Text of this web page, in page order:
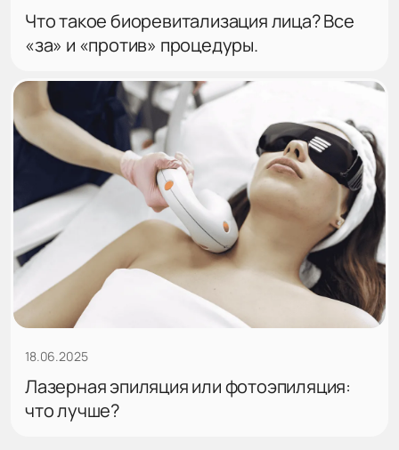
Что такое биоревитализация лица? Все
«за» и «против» процедуры.
18.06.2025
Лазерная эпиляция или фотоэпиляция:
что лучше?